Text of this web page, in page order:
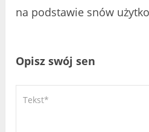
na podstawie snów
Opisz swój sen